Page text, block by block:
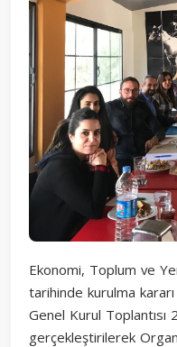
Ekonomi, Toplum ve
tarihinde kurulma
Genel Kurul
gerçekleştirilerek Organ